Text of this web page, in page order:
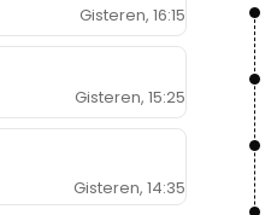
geholpen en ook
na Hongarije al
omdat het
zou betekenen. Voor
Gisteren, 16:15
Gisteren, 15:25
Gisteren, 14:35